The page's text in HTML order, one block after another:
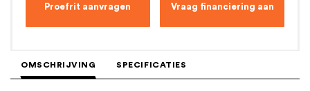
Proefrit aanvragen Vraag financiering aan
OMSCHRIJVING SPECIFICATIES